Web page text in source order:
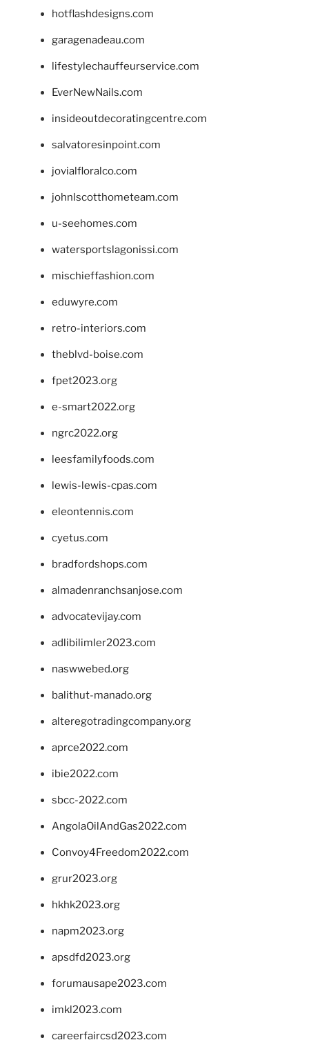
hotflashdesigns.com
garagenadeau.com
lifestylechauffeurservice.com
EverNewNails.com
insideoutdecoratingcentre.com
salvatoresinpoint.com
jovialfloralco.com
johnlscotthometeam.com
u-seehomes.com
watersportslagonissi.com
mischieffashion.com
eduwyre.com
retro-interiors.com
theblvd-boise.com
fpet2023.org
e-smart2022.org
ngrc2022.org
leesfamilyfoods.com
lewis-lewis-cpas.com
eleontennis.com
cyetus.com
bradfordshops.com
almadenranchsanjose.com
advocatevijay.com
adlibilimler2023.com
naswwebed.org
balithut-manado.org
alteregotradingcompany.org
aprce2022.com
ibie2022.com
sbcc-2022.com
AngolaOilAndGas2022.com
Convoy4Freedom2022.com
grur2023.org
hkhk2023.org
napm2023.org
apsdfd2023.org
forumausape2023.com
imkl2023.com
careerfaircsd2023.com